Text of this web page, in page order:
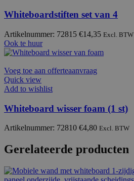
Whiteboardstiften set van 4
Artikelnummer: 72815 €14,35 Excl. BTW
Ook te huur
Voeg toe aan offerteaanvraag
Quick view
Add to wishlist
Whiteboard wisser foam (1 st)
Artikelnummer: 72810 €4,80 Excl. BTW
Gerelateerde producten